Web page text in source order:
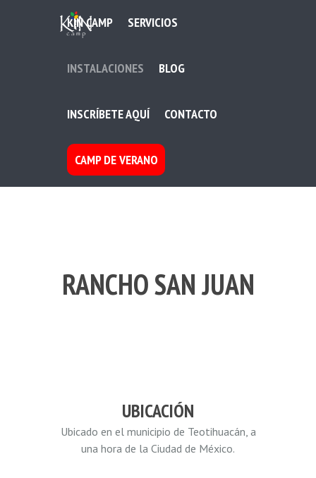
KIN CAMP SERVICIOS
INSTALACIONES BLOG
INSCRÍBETE AQUÍ CONTACTO
CAMP DE VERANO
RANCHO SAN JUAN
UBICACIÓN
Ubicado en el municipio de Teotihuacán, a
una hora de la Ciudad de México.